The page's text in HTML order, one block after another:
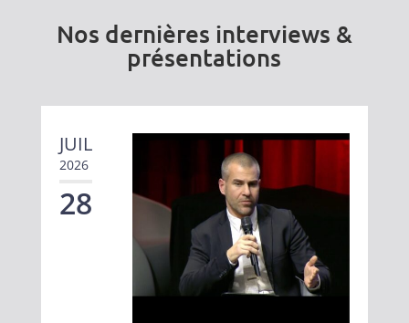
Nos dernières interviews &
présentations
JUIL
2026
28